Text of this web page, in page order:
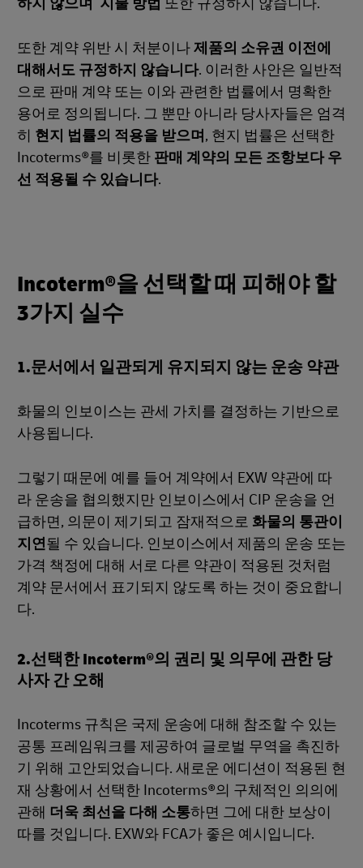
또한 계약 위반 시 처분이나제품의 소유권 이전에
대해서도 규정하지 않습니다. 이러한 사안은 일반적
으로 판매 계약 또는 이와 관련한 법률에서 명확한
용어로 정의됩니다. 그 뿐만 아니라 당사자들은 엄격
히 현지 법률의 적용을 받으며 , 현지 법률은 선택한
Incoterms®를 비롯한 판매 계약의 모든 조항보다 우
선 적용될 수 있습니다.
Incoterm®을 선택할 때 피해야 할
3가지 실수
1.문서에서 일관되게 유지되지 않는 운송 약관
화물의 인보이스는 관세 가치를 결정하는 기반으로
사용됩니다.
그렇기 때문에 예를 들어 계약에서 EXW 약관에 따
라 운송을 협의했지만 인보이스에서 CIP 운송을 언
급하면, 의문이 제기되고 잠재적으로 화물의 통관이
지연될 수 있습니다. 인보이스에서 제품의 운송 또는
가격 책정에 대해 서로 다른 약관이 적용된 것처럼
계약 문서에서 표기되지 않도록 하는 것이 중요합니
다.
2.선택한 Incoterm®의 권리 및 의무에 관한 당
사자 간 오해
Incoterms 규칙은 국제 운송에 대해 참조할 수 있는
공통 프레임워크를 제공하여 글로벌 무역을 촉진하
기 위해 고안되었습니다. 새로운 에디션이 적용된 현
재 상황에서 선택한 Incoterms®의 구체적인 의의에
관해 더욱 최선을 다해 소통하면 그에 대한 보상이
따를 것입니다. EXW와 FCA가 좋은 예시입니다.